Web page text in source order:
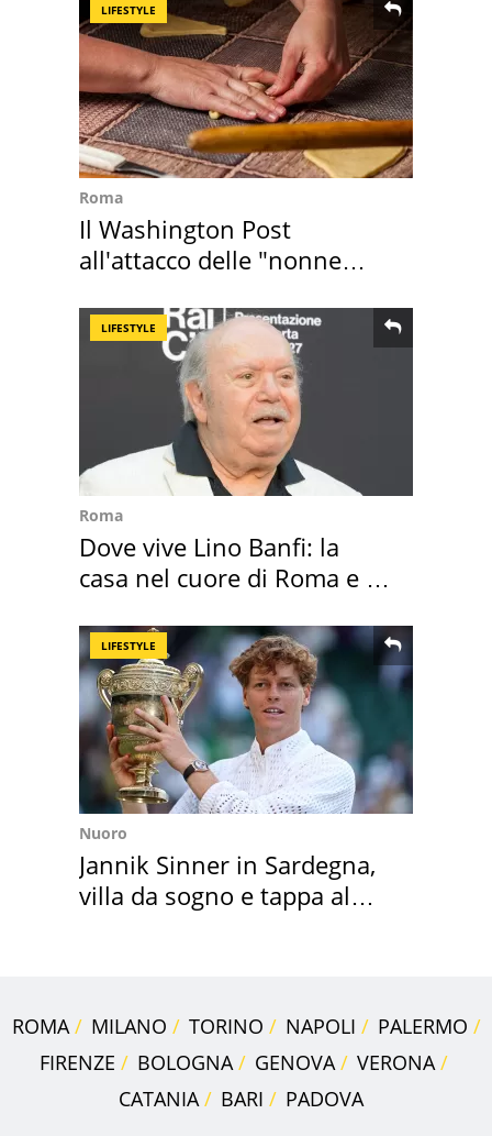
LIFESTYLE
Roma
Il Washington Post
all'attacco delle "nonne
LIFESTYLE
Roma
Dove vive Lino Banfi: la
casa nel cuore di Roma e i
LIFESTYLE
Nuoro
Jannik Sinner in Sardegna,
villa da sogno e tappa al
ROMA MILANO TORINO NAPOLI
PALERMO
FIRENZE
BOLOGNA GENOVA
VERONA
CATANIA
BARI PADOVA